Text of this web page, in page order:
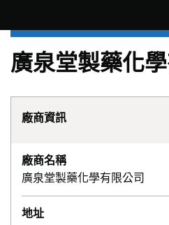
廣泉堂製藥化
廠商資訊
廠商名稱
廣泉堂製藥化學有限公司
地址